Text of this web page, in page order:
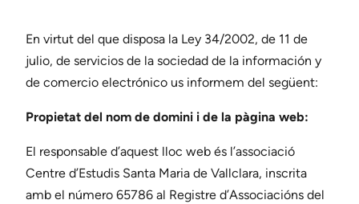
En virtut del que disposa la Ley 34/2002, de 11 de
julio, de servicios de la sociedad de la información y
de comercio electrónico us informem del següent:
Propietat del nom de domini i de la pàgina web:
El responsable d’aquest lloc web és l’associació
Centre d’Estudis Santa Maria de Vallclara, inscrita
amb el número 65786 al Registre d’Associacións del